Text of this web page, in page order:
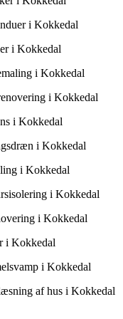
i Kokkedal
i Kokkedal
i Kokkedal
i Kokkedal
i Kokkedal
i Kokkedal
i Kokkedal
i Kokkedal
i Kokkedal
i Kokkedal
i Kokkedal
af hus i Kokkedal